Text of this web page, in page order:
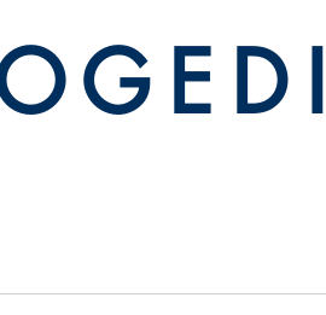
G E